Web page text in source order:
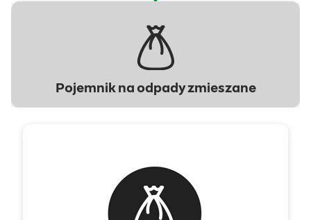
Pojemnik na odpady zmieszane